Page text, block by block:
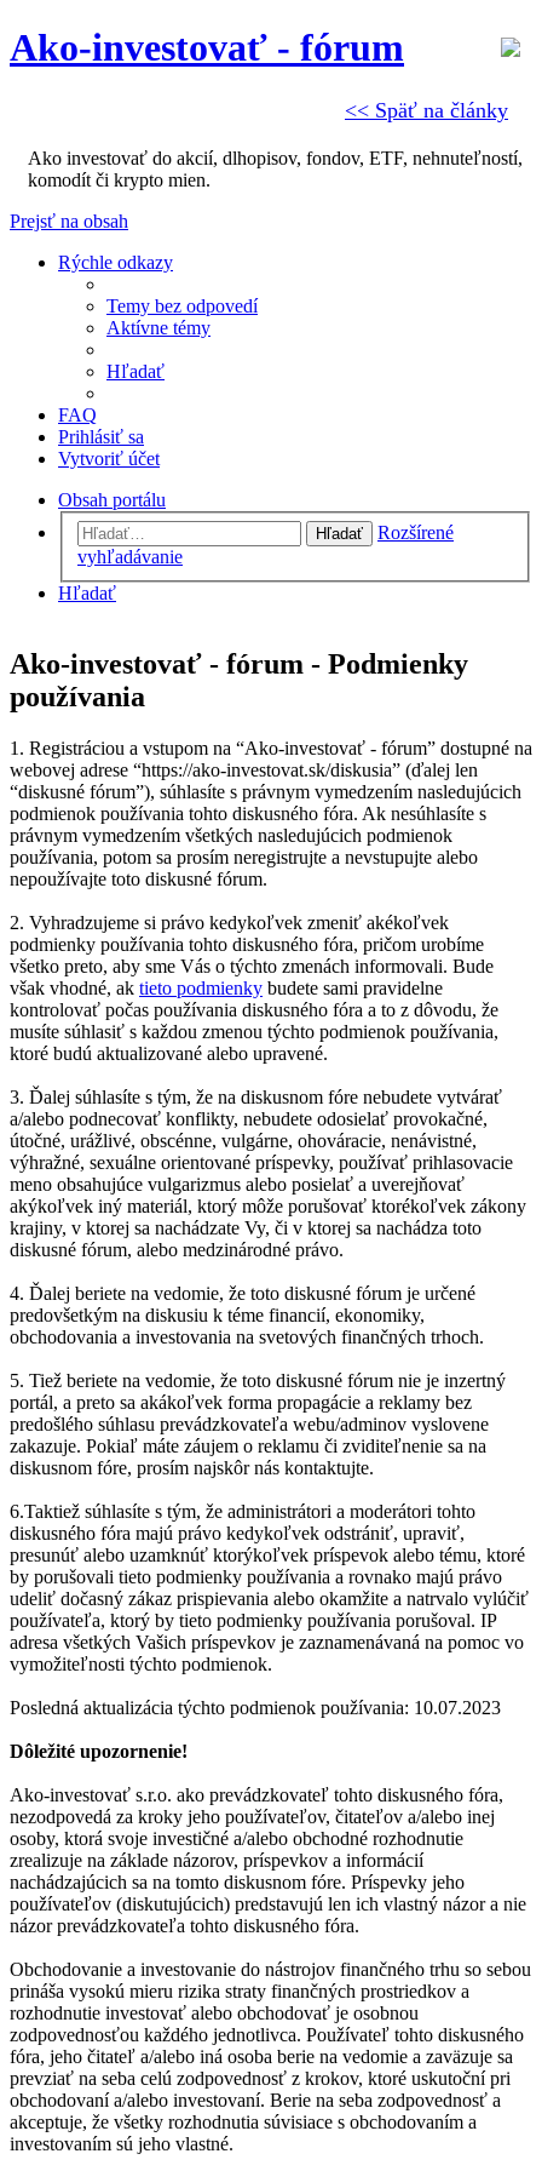
<< Späť na články
Ako-investovať - fórum
Ako investovať do akcií, dlhopisov, fondov, ETF, nehnuteľností,
komodít či krypto mien.
Prejsť na obsah
Rýchle odkazy
Temy bez odpovedí
Aktívne témy
Hľadať
FAQ
Prihlásiť sa
Vytvoriť účet
Obsah portálu
Hľadať
Rozšírené
vyhľadávanie
Hľadať
Ako-investovať - fórum - Podmienky
používania
1. Registráciou a vstupom na “Ako-investovať - fórum” dostupné na
webovej adrese “https://ako-investovat.sk/diskusia” (ďalej len
“diskusné fórum”), súhlasíte s právnym vymedzením nasledujúcich
podmienok používania tohto diskusného fóra. Ak nesúhlasíte s
právnym vymedzením všetkých nasledujúcich podmienok
používania, potom sa prosím neregistrujte a nevstupujte alebo
nepoužívajte toto diskusné fórum.
2. Vyhradzujeme si právo kedykoľvek zmeniť akékoľvek
podmienky používania tohto diskusného fóra, pričom urobíme
všetko preto, aby sme Vás o týchto zmenách informovali. Bude
však vhodné, ak tieto podmienky budete sami pravidelne
kontrolovať počas používania diskusného fóra a to z dôvodu, že
musíte súhlasiť s každou zmenou týchto podmienok používania,
ktoré budú aktualizované alebo upravené.
3. Ďalej súhlasíte s tým, že na diskusnom fóre nebudete vytvárať
a/alebo podnecovať konflikty, nebudete odosielať provokačné,
útočné, urážlivé, obscénne, vulgárne, ohováracie, nenávistné,
výhražné, sexuálne orientované príspevky, používať prihlasovacie
meno obsahujúce vulgarizmus alebo posielať a uverejňovať
akýkoľvek iný materiál, ktorý môže porušovať ktorékoľvek zákony
krajiny, v ktorej sa nachádzate Vy, či v ktorej sa nachádza toto
diskusné fórum, alebo medzinárodné právo.
4. Ďalej beriete na vedomie, že toto diskusné fórum je určené
predovšetkým na diskusiu k téme financií, ekonomiky,
obchodovania a investovania na svetových finančných trhoch.
5. Tiež beriete na vedomie, že toto diskusné fórum nie je inzertný
portál, a preto sa akákoľvek forma propagácie a reklamy bez
predošlého súhlasu prevádzkovateľa webu/adminov vyslovene
zakazuje. Pokiaľ máte záujem o reklamu či zviditeľnenie sa na
diskusnom fóre, prosím najskôr nás kontaktujte.
6.Taktiež súhlasíte s tým, že administrátori a moderátori tohto
diskusného fóra majú právo kedykoľvek odstrániť, upraviť,
presunúť alebo uzamknúť ktorýkoľvek príspevok alebo tému, ktoré
by porušovali tieto podmienky používania a rovnako majú právo
udeliť dočasný zákaz prispievania alebo okamžite a natrvalo vylúčiť
používateľa, ktorý by tieto podmienky používania porušoval. IP
adresa všetkých Vašich príspevkov je zaznamenávaná na pomoc vo
vymožiteľnosti týchto podmienok.
Posledná aktualizácia týchto podmienok používania: 10.07.2023
Dôležité upozornenie!
Ako-investovať s.r.o. ako prevádzkovateľ tohto diskusného fóra,
nezodpovedá za kroky jeho používateľov, čitateľov a/alebo inej
osoby, ktorá svoje investičné a/alebo obchodné rozhodnutie
zrealizuje na základe názorov, príspevkov a informácií
nachádzajúcich sa na tomto diskusnom fóre. Príspevky jeho
používateľov (diskutujúcich) predstavujú len ich vlastný názor a nie
názor prevádzkovateľa tohto diskusného fóra.
Obchodovanie a investovanie do nástrojov finančného trhu so sebou
prináša vysokú mieru rizika straty finančných prostriedkov a
rozhodnutie investovať alebo obchodovať je osobnou
zodpovednosťou každého jednotlivca. Používateľ tohto diskusného
fóra, jeho čitateľ a/alebo iná osoba berie na vedomie a zaväzuje sa
prevziať na seba celú zodpovednosť z krokov, ktoré uskutoční pri
obchodovaní a/alebo investovaní. Berie na seba zodpovednosť a
akceptuje, že všetky rozhodnutia súvisiace s obchodovaním a
investovaním sú jeho vlastné.